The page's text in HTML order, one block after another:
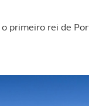
primeiro rei de